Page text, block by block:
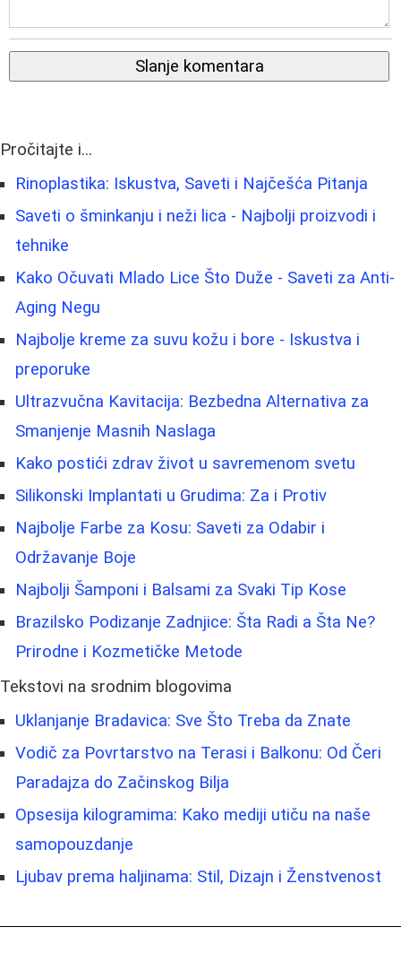
Slanje komentara
Pročitajte i...
Rinoplastika: Iskustva, Saveti i Najčešća Pitanja
Saveti o šminkanju i neži lica - Najbolji proizvodi i
tehnike
Kako Očuvati Mlado Lice Što Duže - Saveti za Anti-
Aging Negu
Najbolje kreme za suvu kožu i bore - Iskustva i
preporuke
Ultrazvučna Kavitacija: Bezbedna Alternativa za
Smanjenje Masnih Naslaga
Kako postići zdrav život u savremenom svetu
Silikonski Implantati u Grudima: Za i Protiv
Najbolje Farbe za Kosu: Saveti za Odabir i
Održavanje Boje
Najbolji Šamponi i Balsami za Svaki Tip Kose
Brazilsko Podizanje Zadnjice: Šta Radi a Šta Ne?
Prirodne i Kozmetičke Metode
Tekstovi na srodnim blogovima
Uklanjanje Bradavica: Sve Što Treba da Znate
Vodič za Povrtarstvo na Terasi i Balkonu: Od Čeri
Paradajza do Začinskog Bilja
Opsesija kilogramima: Kako mediji utiču na naše
samopouzdanje
Ljubav prema haljinama: Stil, Dizajn i Ženstvenost